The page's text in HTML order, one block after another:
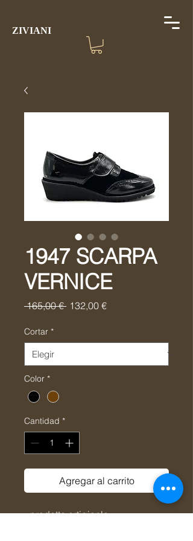
ZIVIANI
1947 SCARPA
VERNICE
165,00 € Precio
132,00 €Precio
Cortar *
Color *
Cantidad *
Agregar al carrito
- prodotto artigianle